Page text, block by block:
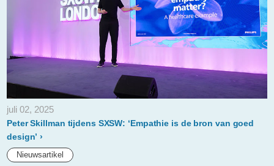
een-
gepersonaliseerde-
ervaring-
en-
glanzend-
vochtrijk-
juli 02, 2025
Peter Skillman tijdens SXSW: ‘Empathie is de bron van goed
design’
Nieuwsartikel